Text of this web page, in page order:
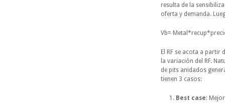
resulta de la
oferta y demanda.
Vb=
El RF se acota a
la variación del RF.
de pits anidados
tienen 3 casos:
Best case: